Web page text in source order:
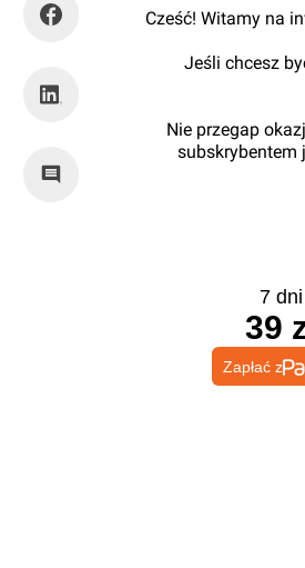
Cześć! Witamy na
Jeśli chcesz
Nie przegap
subskrybentem
7 dni
39
Zapłać z